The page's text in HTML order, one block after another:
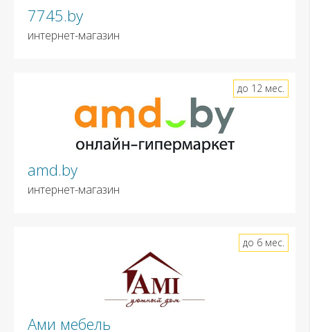
7745.by
интернет-магазин
amd.by
интернет-магазин
до 12 мес.
Ами мебель
до 6 мес.